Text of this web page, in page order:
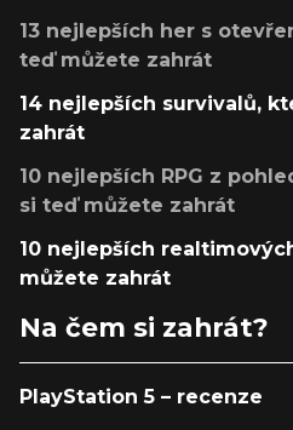
13 nejlepších her s
teď můžete zahrát
14 nejlepších survivalů,
zahrát
10 nejlepších RPG z
si teď můžete zahrát
10 nejlepších
můžete zahrát
Na čem si zahrát?
PlayStation 5 – recenze